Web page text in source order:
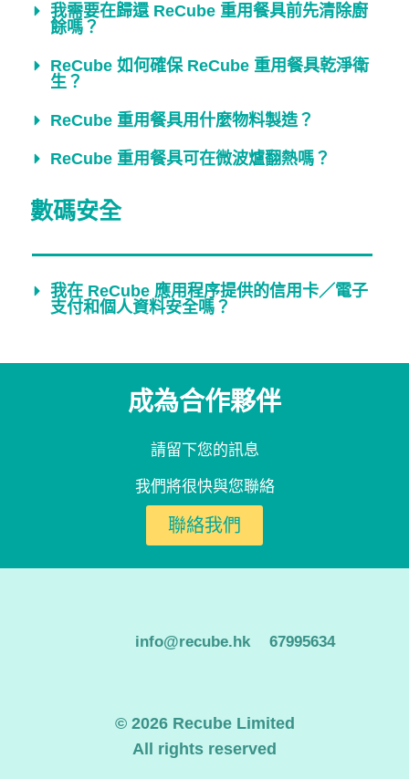
我需要在歸還 ReCube 重用餐具前先清除廚
餘嗎？
ReCube 如何確保 ReCube 重用餐具乾淨衛
生？
ReCube 重用餐具用什麼物料製造？
ReCube 重用餐具可在微波爐翻熱嗎？
數碼安全
我在 ReCube 應用程序提供的信用卡／電子
支付和個人資料安全嗎？
成為合作夥伴
請留下您的訊息
我們將很快與您聯絡
聯絡我們
info@recube.hk 67995634
© 2026 Recube Limited
All rights reserved